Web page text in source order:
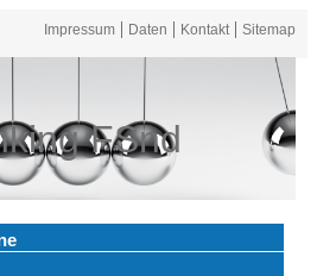
Impressum Daten Kontakt Sitemap
FSnd